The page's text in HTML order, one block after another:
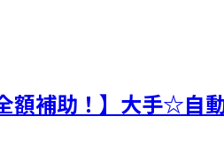
額補助！】大手☆自